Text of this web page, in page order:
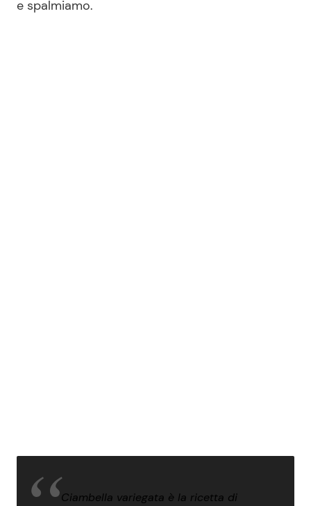
e spalmiamo.
Ciambella variegata è la ricetta di